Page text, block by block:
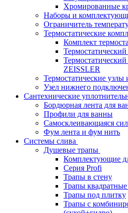
Хромированные
Наборы и
Ограничитель
Термостатические
Комплект
ZEISSLER
Термостатические узлы
Узел нижнего
Сантехнические
Бордюрная лента для
Профили для ванны
Самосклеивающаяся
Фум лента и фум нить
Системы слива
Душевые трапы
Комплектующие
Серия Profi
Трапы в стену
Трапы
Трапы под плитку
Трапы с